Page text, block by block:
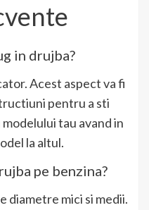
in drujba?
Acest aspect va fi
pentru a sti
tau avand in
la altul.
pe benzina?
diametre mici si medii.